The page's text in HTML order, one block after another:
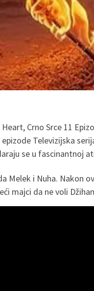
Crno Srce 11
Televizijska
se u fascinantnoj
Melek i Nuha. Nakon
majci da ne voli